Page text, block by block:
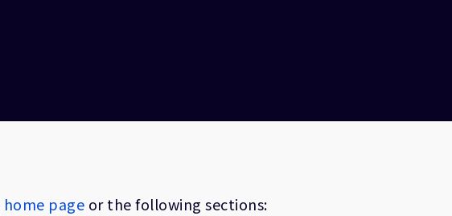
home page or the following sections: